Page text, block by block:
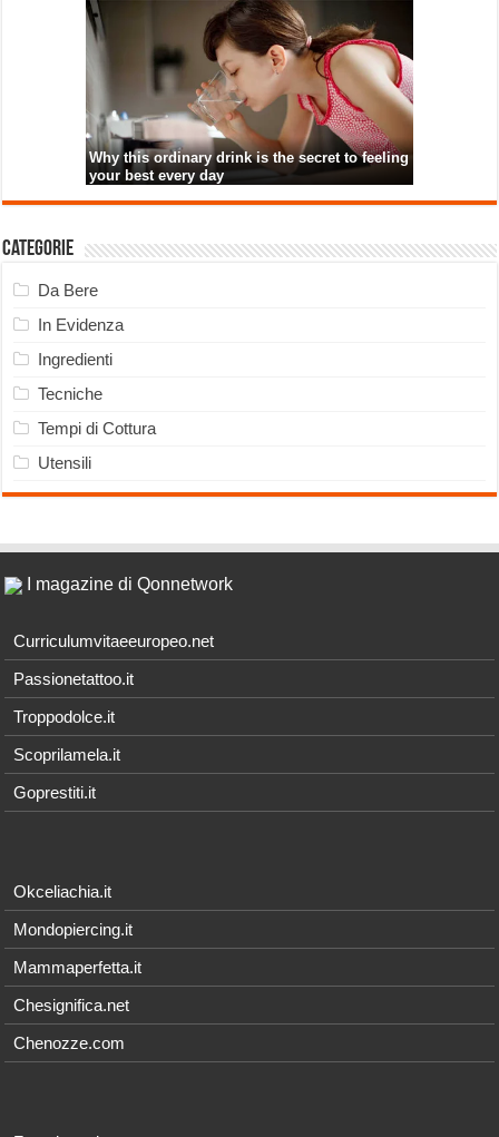
Categorie
Da Bere
In Evidenza
Ingredienti
Tecniche
Tempi di Cottura
Utensili
I magazine di Qonnetwork
Curriculumvitaeeuropeo.net
Passionetattoo.it
Troppodolce.it
Scoprilamela.it
Goprestiti.it
Okceliachia.it
Mondopiercing.it
Mammaperfetta.it
Chesignifica.net
Chenozze.com